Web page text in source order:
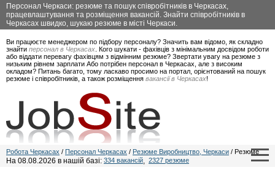
Персонал Черкаси: резюме та пошук співробітників в Черкасах,
працевлаштування та розміщення вакансій. Знайти співробітників в
Черкасах швидко, шукаю резюме в місті Черкаси.
Ви працюєте менеджером по підбору персоналу? Значить вам відомо, як складно
знайти персонал в Черкасах . Кого шукати - фахівців з мінімальним досвідом роботи
або віддати перевагу фахівцям з відмінним резюме? Звертати увагу на резюме з
низьким рівнем зарплати Або потрібен персонал в Черкасах, але з високим
окладом? Питань багато, тому ласкаво просимо на портал, орієнтований на пошук
резюме і співробітників, а також розміщення вакансії в Черкасах!
Робота Черкасах / Персонал Черкасах / Резюме Виробництво, Черкаси / Резюме
На 08.08.2026 в нашій базі: 334 вакансій, 2327 резюме